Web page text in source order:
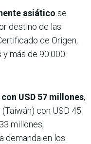
asiático se
destino de las
de Origen,
más de 90.000
USD 57 millones,
con USD 45
millones,
demanda en los